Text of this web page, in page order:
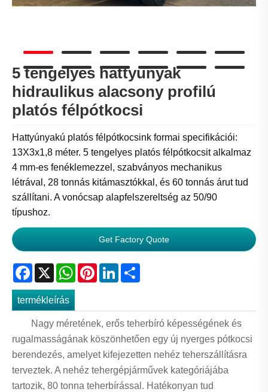
5 tengelyes hattyúnyak
hidraulikus alacsony profilú
platós félpótkocsi
Hattyúnyakú platós félpótkocsink formai specifikációi:
13X3x1,8 méter. 5 tengelyes platós félpótkocsit alkalmaz
4 mm-es fenéklemezzel, szabványos mechanikus
létrával, 28 tonnás kitámasztókkal, és 60 tonnás árut tud
szállítani. A vonócsap alapfelszereltség az 50/90
típushoz.
Get Factory Quote
Facebook
X WhatsApp
PinterestLinkedIn
termékleírás
Nagy méretének, erős teherbíró képességének és
rugalmasságának köszönhetően egy új nyerges pótkocsi
berendezés, amelyet kifejezetten nehéz teherszállításra
terveztek. A nehéz tehergépjárművek kategóriájába
tartozik, 80 tonna teherbírással. Hatékonyan tud